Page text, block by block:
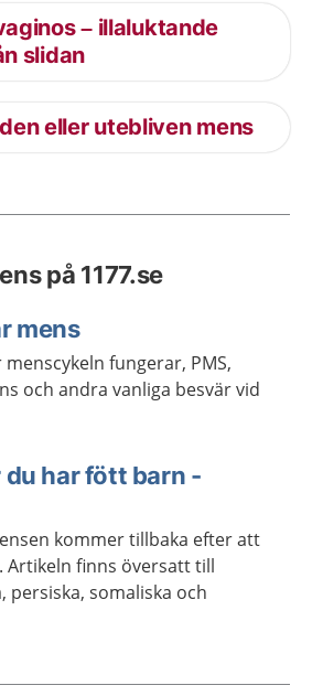
– illaluktande
slidan
eller utebliven mens
på 1177.se
mens
fungerar, PMS,
och andra vanliga besvär vid
du har fött barn -
kommer tillbaka efter att
persiska, somaliska och